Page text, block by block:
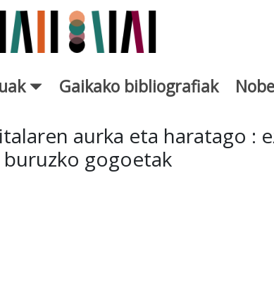
Gaikako bibliografiak
- Liburutegiaaurka eta haratago :
gogoetak